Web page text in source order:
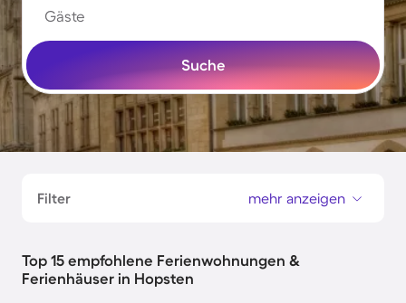
Gäste
Suche
Filter mehr anzeigen
Top 15 empfohlene Ferienwohnungen &
Ferienhäuser in Hopsten